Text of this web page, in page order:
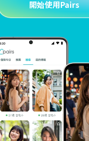
開始使用Pairs